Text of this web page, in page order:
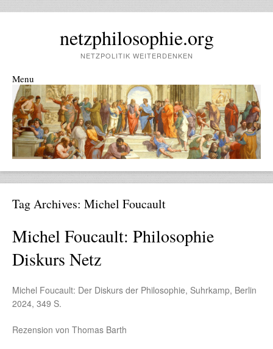
netzphilosophie.org
NETZPOLITIK WEITERDENKEN
Menu
Skip to content
Tag Archives: Michel Foucault
Michel Foucault: Philosophie
Diskurs Netz
Michel Foucault: Der Diskurs der Philosophie, Suhrkamp, Berlin
2024, 349 S.
Rezension von Thomas Barth